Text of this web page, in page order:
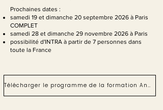
Prochaines dates :​​​​
samedi 19 et dimanche 20 septembre 2026 à Paris
COMPLET
samedi 28 et dimanche 29 novembre 2026 à Paris
possibilité d'INTRA à partir de 7 personnes dans
toute la France
Télécharger le programme de la formation Analyse anthropologique des différentes étapes de l'enfant